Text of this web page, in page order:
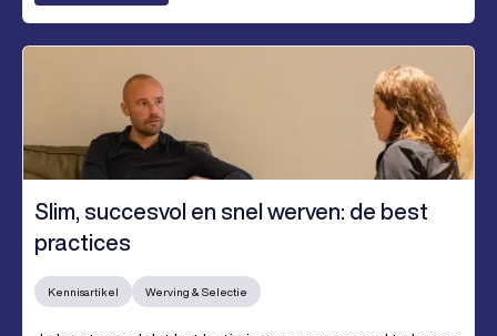
Slim, succesvol en snel werven: de best
practices
Kennisartikel Werving & Selectie